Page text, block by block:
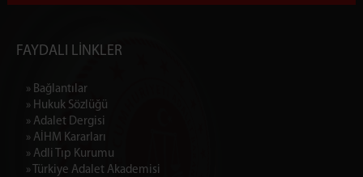
FAYDALI LİNKLER
» Bağlantılar
» Hukuk Sözlüğü
» Adalet Dergisi
» AİHM Kararları
» Adli Tıp Kurumu
» Türkiye Adalet Akademisi